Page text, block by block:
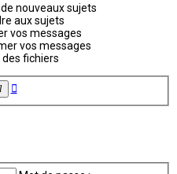
nouveaux sujets
aux sujets
vos messages
vos messages
fichiers
Rechercher
Recherche